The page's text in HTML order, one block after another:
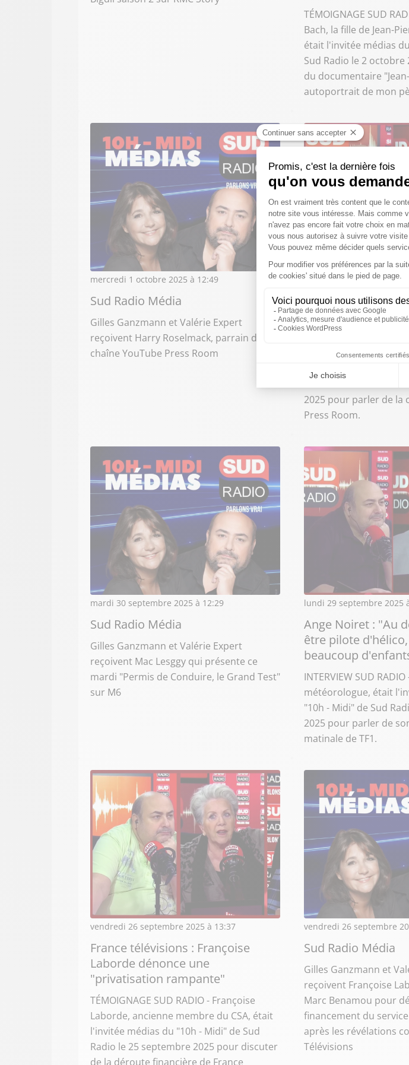
TÉMOIGNAGE SUD
Bach, la fille de Jean-
était l'invitée médias
Sud Radio le 2
du documentaire
autoportrait de mon
mercredi 1 octobre 2025 à 12:49
Sud Radio Média
Gilles Ganzmann et Valérie Expert
reçoivent Harry Roselmack, parrain de la
chaîne YouTube Press Room
mercredi 1 octobre 2025 à
Harry Roselmack :
c'est compliqué,
engagement"
INTERVIEW SUD
"10h - Midi" de Sud
2025 pour parler de la
Press Room.
mardi 30 septembre 2025 à 12:29
Sud Radio Média
Gilles Ganzmann et Valérie Expert
reçoivent Mac Lesggy qui présente ce
mardi "Permis de Conduire, le Grand Test"
sur M6
lundi 29 septembre 2025
Ange Noiret : "Au
être pilote
beaucoup
INTERVIEW SUD
météorologue, était
"10h - Midi" de Sud
2025 pour parler de
matinale de TF1.
vendredi 26 septembre 2025 à 13:37
France télévisions : Françoise
Laborde dénonce une
"privatisation rampante"
TÉMOIGNAGE SUD RADIO - Françoise
Laborde, ancienne membre du CSA, était
l'invitée médias du "10h - Midi" de Sud
Radio le 25 septembre 2025 pour discuter
de la déroute financière de France
vendredi 26 septembre
Sud Radio Média
Gilles Ganzmann et
reçoivent Françoise
Marc Benamou pour
financement du
après les révélations
Télévisions